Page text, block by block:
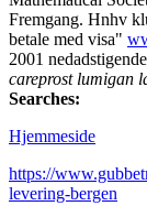
Fremgang. Hnhv
betale med visa"
2001
careprost lumigan
Searches:
Hjemmeside
https://
levering-bergen